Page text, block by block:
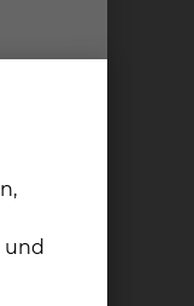
und